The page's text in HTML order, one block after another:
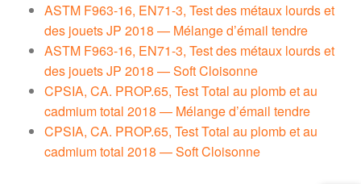
ASTM F963-16, EN71-3, Test des métaux lourds et
des jouets JP 2018 — Mélange d’émail tendre
ASTM F963-16, EN71-3, Test des métaux lourds et
des jouets JP 2018 — Soft Cloisonne
CPSIA, CA. PROP.65, Test Total au plomb et au
cadmium total 2018 — Mélange d’émail tendre
CPSIA, CA. PROP.65, Test Total au plomb et au
cadmium total 2018 — Soft Cloisonne